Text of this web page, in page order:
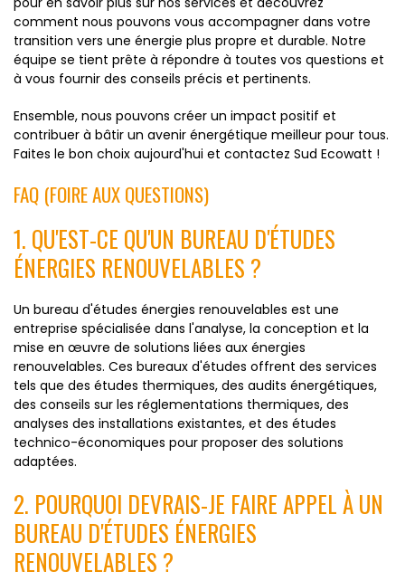
comment nous pouvons vous accompagner dans votre
transition vers une énergie plus propre et durable. Notre
équipe se tient prête à répondre à toutes vos questions et
à vous fournir des conseils précis et pertinents.
Ensemble, nous pouvons créer un impact positif et
contribuer à bâtir un avenir énergétique meilleur pour tous.
Faites le bon choix aujourd'hui et contactez Sud Ecowatt !
FAQ (FOIRE AUX QUESTIONS)
1. QU'EST-CE QU'UN BUREAU D'ÉTUDES
ÉNERGIES RENOUVELABLES ?
Un bureau d'études énergies renouvelables est une
entreprise spécialisée dans l'analyse, la conception et la
mise en œuvre de solutions liées aux énergies
renouvelables. Ces bureaux d'études offrent des services
tels que des études thermiques, des audits énergétiques,
des conseils sur les réglementations thermiques, des
analyses des installations existantes, et des études
technico-économiques pour proposer des solutions
adaptées.
2. POURQUOI DEVRAIS-JE FAIRE APPEL À UN
BUREAU D'ÉTUDES ÉNERGIES
RENOUVELABLES ?